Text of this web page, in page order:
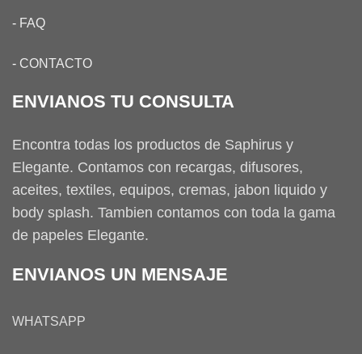
- FAQ
- CONTACTO
ENVIANOS TU CONSULTA
Encontra todas los productos de Saphirus y
Elegante. Contamos con recargas, difusores,
aceites, textiles, equipos, cremas, jabon liquido y
body splash. Tambien contamos con toda la gama
de papeles Elegante.
ENVIANOS UN MENSAJE
WHATSAPP